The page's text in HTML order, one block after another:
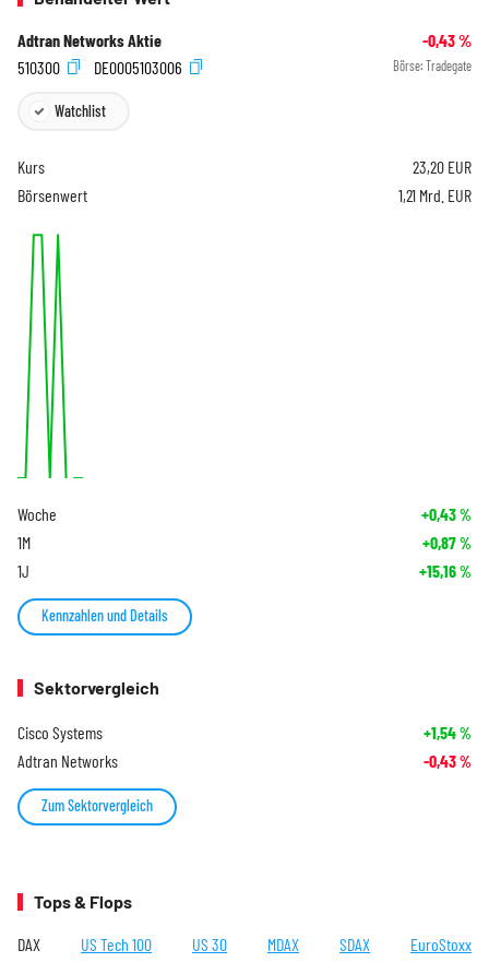
Adtran Networks Aktie -0,43%
510300
DE0005103006 Börse: Tradegate
Watchlist
Kurs 23,20 EUR
Börsenwert
1,21 Mrd. EUR
Woche +0,43%
1M +0,87%
1J +15,16%
Kennzahlen und Details
Sektorvergleich
Cisco Systems +1,54%
Adtran Networks -0,43%
Zum Sektorvergleich
Tops & Flops
DAX US Tech 100 US 30 MDAX SDAX EuroStoxx